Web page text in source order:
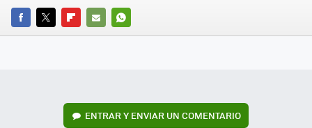
FACEBOOK
TWITTERFLIPBOARD
E-
WHATSAPP
ENTRAR Y ENVIAR UN COMENTARIO